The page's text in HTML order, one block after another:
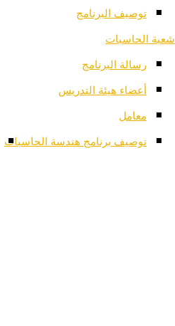
توصيف البرنامج
شعبة الحاسبات
رسالة البرنامج
أعضاء هيئة التدريس
معامل
توصيف برنامج هندسة الحاسبات